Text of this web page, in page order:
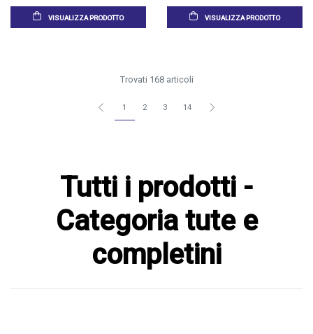
VISUALIZZA PRODOTTO VISUALIZZA PRODOTTO
Trovati 168 articoli
1 2 3 14
Tutti i prodotti -
Categoria tute e
completini